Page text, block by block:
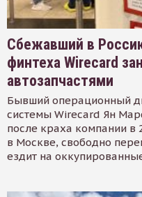
Сбежавший в
финтеха Wirecard
автозапчастями
Бывший операционный
системы Wirecard Ян
после краха компании в
в Москве, свободно
ездит на